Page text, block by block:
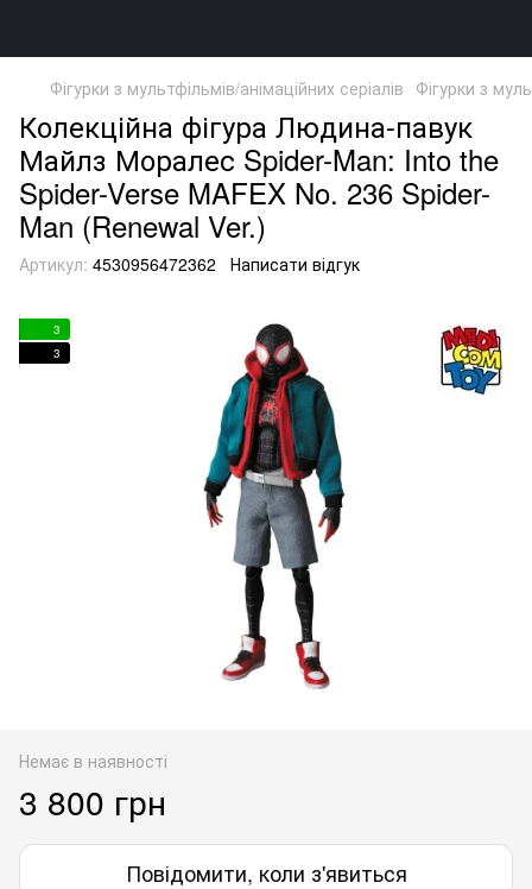
Фігурки з мультфільмів/анімаційних серіалів Фігурки з
Колекційна фігура Людина-павук
Майлз Моралес Spider-Man: Into the
Spider-Verse MAFEX No. 236 Spider-
Man (Renewal Ver.)
Артикул: 4530956472362 Написати відгук
3
3
Немає в наявності
3 800 грн
Повідомити, коли з'явиться